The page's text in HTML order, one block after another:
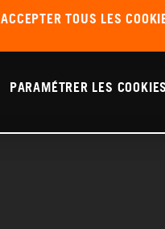
ACCEPTER TOUS LES
PARAMÉTRER LES COOKIES